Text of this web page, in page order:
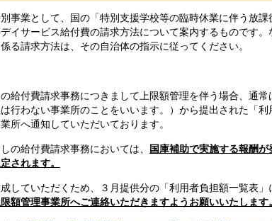
事業として、国の「特別支援学校等の臨時休業に伴う放
イサービス給付費の請求方法について案内するものです
る請求方法は、その自治体の指示に従ってください。
給付費請求事務につきまして上限額管理を伴う場合、通
行わない事業所のことをいいます。）から提出された「
所へ通知していただいております。
の給付費請求事務においては、
国庫補助で実施する報酬
されます。
していただくため、３月提供分の「利用者負担額一覧表
額管理事業所へご連絡いただきますようお願いいたします